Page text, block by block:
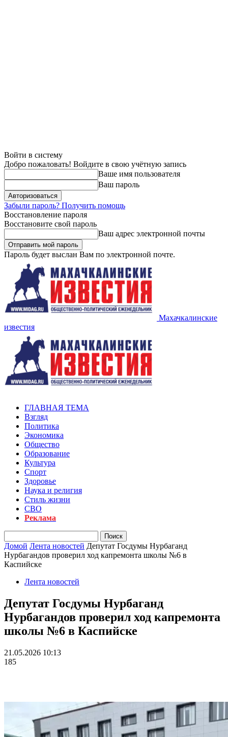
Войти в систему
Добро пожаловать! Войдите в свою учётную запись
Ваше имя пользователя
Ваш пароль
Забыли пароль? Получить помощь
Восстановление пароля
Восстановите свой пароль
Ваш адрес электронной почты
Пароль будет выслан Вам по электронной почте.
Махачкалинские
известия
ГЛАВНАЯ ТЕМА
Взгляд
Политика
Экономика
Общество
Образование
Культура
Спорт
Здоровье
Наука и религия
Стиль жизни
СВО
Реклама
Домой Лента новостей Депутат Госдумы Нурбаганд
Нурбагандов проверил ход капремонта школы №6 в
Каспийске
Лента новостей
Депутат Госдумы Нурбаганд
Нурбагандов проверил ход капремонта
школы №6 в Каспийске
21.05.2026 10:13
185